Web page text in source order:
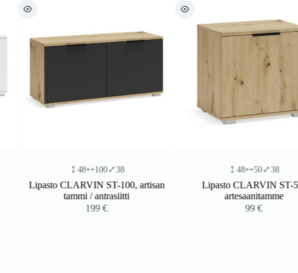
100 38
Lipasto CLARVIN ST-100, artisan
tammi / antrasiitti
€
50 38
Lipasto CLARVIN ST-50,
artesaanitamme
€